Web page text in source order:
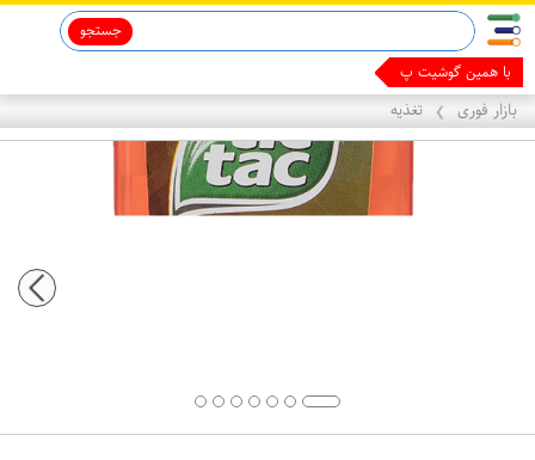
جستجو
با همین گوشیت پول در
بازار فوری ❯ تغذیه